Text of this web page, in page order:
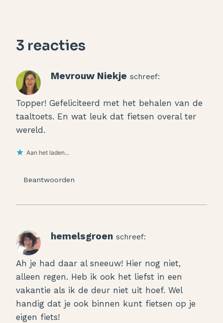
3 reacties
Mevrouw Niekje schreef:
Topper! Gefeliciteerd met het behalen van de
taaltoets. En wat leuk dat fietsen overal ter
wereld.
Aan het laden...
Beantwoorden
hemelsgroen schreef:
Ah je had daar al sneeuw! Hier nog niet,
alleen regen. Heb ik ook het liefst in een
vakantie als ik de deur niet uit hoef. Wel
handig dat je ook binnen kunt fietsen op je
eigen fiets!